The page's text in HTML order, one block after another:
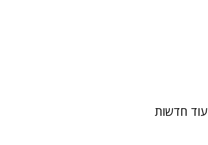
עוד חדשות